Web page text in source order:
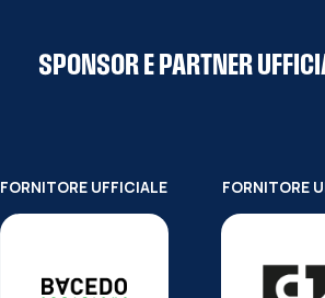
SPONSOR E PARTNER
FORNITORE UFFICIALE FORNITORE